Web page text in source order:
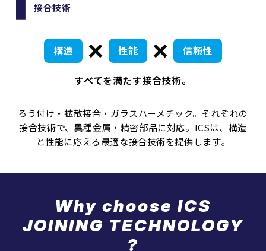
接合技術
構造 性能 信頼性
すべてを満たす接合技術。
ろう付け・拡散接合・ガラスハーメチック。 それぞれの
接合技術で、異種金属・精密部品に対応。 ICSは、構造
と性能に応える最適な接合技術を提供します。
Why choose ICS
JOINING TECHNOLOGY
?